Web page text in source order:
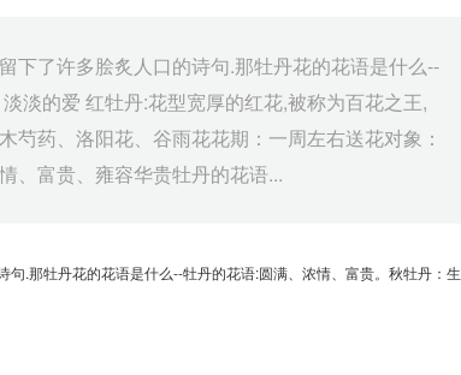
下了许多脍炙人口的诗句.那牡丹花的花语是什么--
淡的爱 红牡丹:花型宽厚的红花,被称为百花之王,
药、洛阳花、谷雨花花期：一周左右送花对象：
、富贵、雍容华贵牡丹的花语...
.那牡丹花的花语是什么--牡丹的花语:圆满、浓情、富贵。秋牡丹：生